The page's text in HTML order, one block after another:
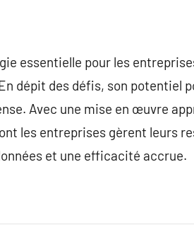
essentielle pour les
dépit des défis, son potentiel
Avec une mise en œuvre
les entreprises gèrent leurs
et une efficacité accrue.